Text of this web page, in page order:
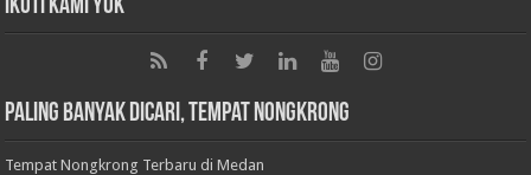
Ikuti Kami Yuk
Paling Banyak Dicari, Tempat Nongkrong
Tempat Nongkrong Terbaru di Medan